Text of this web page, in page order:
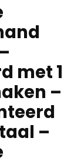
met 1
–
–